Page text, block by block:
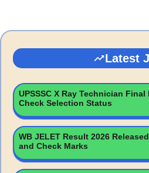
Latest
UPSSSC X Ray Technician
Check Selection Status
WB JELET Result 2026
and Check Marks